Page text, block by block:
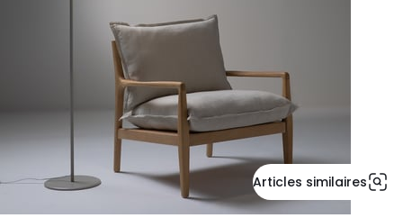
Articles similaires